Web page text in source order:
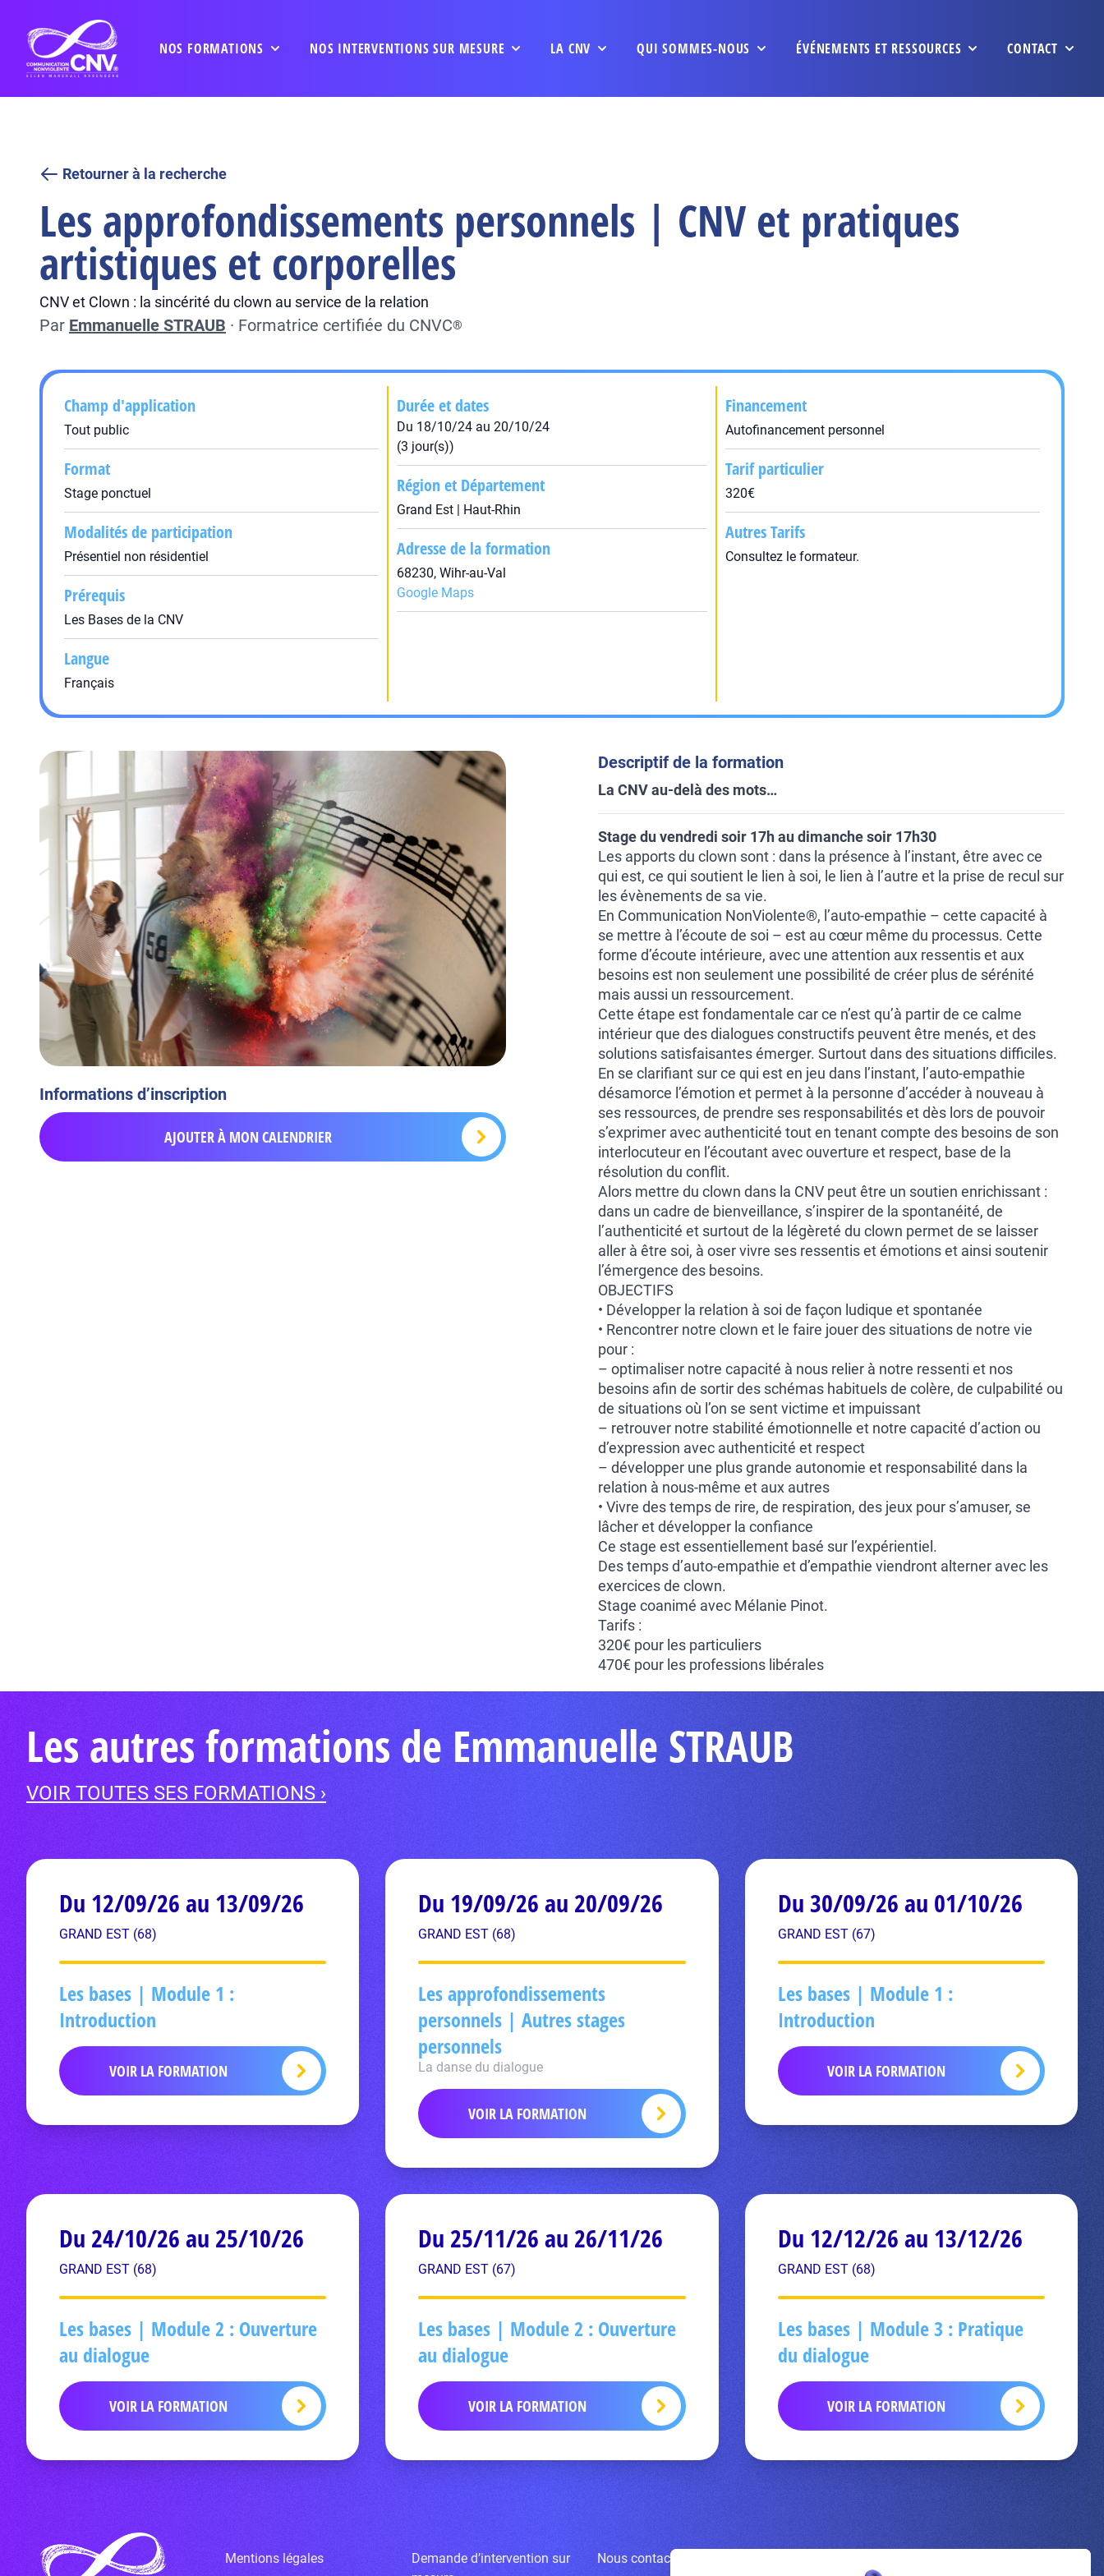
NOS FORMATIONS NOS INTERVENTIONS SUR MESURE LA CNV QUI SOMMES-NOUS ÉVÉNEMENTS ET RESSOURCES CONTACT
Retourner à la recherche
Les approfondissements personnels | CNV et pratiques
artistiques et corporelles
CNV et Clown : la sincérité du clown au service de la relation
Par Emmanuelle STRAUB · Formatrice certifiée du CNVC®
Champ d'application
Tout public
Format
Stage ponctuel
Modalités de participation
Présentiel non résidentiel
Prérequis
Les Bases de la CNV
Langue
Français
Durée et dates
Du 18/10/24 au 20/10/24
(3 jour(s))
Région et Département
Grand Est | Haut-Rhin
Adresse de la formation
68230, Wihr-au-Val
Google Maps
Financement
Autofinancement personnel
Tarif particulier
320€
Autres Tarifs
Consultez le formateur.
Informations d’inscription
AJOUTER À MON CALENDRIER
Descriptif de la formation
La CNV au-delà des mots…
Stage du vendredi soir 17h au dimanche soir 17h30
Les apports du clown sont : dans la présence à l’instant, être avec ce
qui est, ce qui soutient le lien à soi, le lien à l’autre et la prise de recul sur
les évènements de sa vie.
En Communication NonViolente®, l’auto-empathie – cette capacité à
se mettre à l’écoute de soi – est au cœur même du processus. Cette
forme d’écoute intérieure, avec une attention aux ressentis et aux
besoins est non seulement une possibilité de créer plus de sérénité
mais aussi un ressourcement.
Cette étape est fondamentale car ce n’est qu’à partir de ce calme
intérieur que des dialogues constructifs peuvent être menés, et des
solutions satisfaisantes émerger. Surtout dans des situations difficiles.
En se clarifiant sur ce qui est en jeu dans l’instant, l’auto-empathie
désamorce l’émotion et permet à la personne d’accéder à nouveau à
ses ressources, de prendre ses responsabilités et dès lors de pouvoir
s’exprimer avec authenticité tout en tenant compte des besoins de son
interlocuteur en l’écoutant avec ouverture et respect, base de la
résolution du conflit.
Alors mettre du clown dans la CNV peut être un soutien enrichissant :
dans un cadre de bienveillance, s’inspirer de la spontanéité, de
l’authenticité et surtout de la légèreté du clown permet de se laisser
aller à être soi, à oser vivre ses ressentis et émotions et ainsi soutenir
l’émergence des besoins.
OBJECTIFS
• Développer la relation à soi de façon ludique et spontanée
• Rencontrer notre clown et le faire jouer des situations de notre vie
pour :
– optimaliser notre capacité à nous relier à notre ressenti et nos
besoins afin de sortir des schémas habituels de colère, de culpabilité ou
de situations où l’on se sent victime et impuissant
– retrouver notre stabilité émotionnelle et notre capacité d’action ou
d’expression avec authenticité et respect
– développer une plus grande autonomie et responsabilité dans la
relation à nous-même et aux autres
• Vivre des temps de rire, de respiration, des jeux pour s’amuser, se
lâcher et développer la confiance
Ce stage est essentiellement basé sur l’expérientiel.
Des temps d’auto-empathie et d’empathie viendront alterner avec les
exercices de clown.
Stage coanimé avec Mélanie Pinot.
Tarifs :
320€ pour les particuliers
470€ pour les professions libérales
Les autres formations de Emmanuelle STRAUB
VOIR TOUTES SES FORMATIONS ›
Du 12/09/26 au 13/09/26
GRAND EST (68)
Les bases | Module 1 :
Introduction
VOIR LA FORMATION
Du 19/09/26 au 20/09/26
GRAND EST (68)
Les approfondissements
personnels | Autres stages
personnels
La danse du dialogue
VOIR LA FORMATION
Du 30/09/26 au 01/10/26
GRAND EST (67)
Les bases | Module 1 :
Introduction
VOIR LA FORMATION
Du 24/10/26 au 25/10/26
GRAND EST (68)
Les bases | Module 2 : Ouverture
au dialogue
VOIR LA FORMATION
Du 25/11/26 au 26/11/26
GRAND EST (67)
Les bases | Module 2 : Ouverture
au dialogue
VOIR LA FORMATION
Du 12/12/26 au 13/12/26
GRAND EST (68)
Les bases | Module 3 : Pratique
du dialogue
VOIR LA FORMATION
Mentions légales
Demande d’intervention sur
Nous contacter